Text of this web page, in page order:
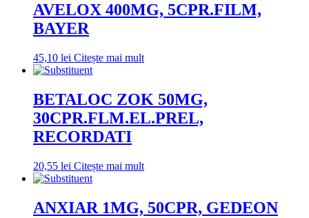
AVELOX 400MG, 5CPR.FILM,
BAYER
45,10 lei Citește mai mult
BETALOC ZOK 50MG,
30CPR.FLM.EL.PREL,
RECORDATI
20,55 lei Citește mai mult
ANXIAR 1MG, 50CPR, GEDEON